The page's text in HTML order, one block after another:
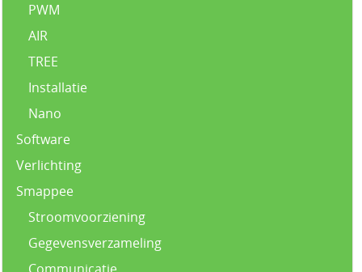
PWM
AIR
TREE
Installatie
Nano
Software
Verlichting
Smappee
Stroomvoorziening
Gegevensverzameling